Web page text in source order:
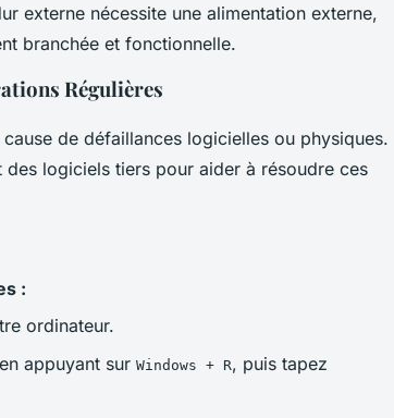
externe nécessite une alimentation externe,
branchée et fonctionnelle.
Régulières
de défaillances logicielles ou physiques.
logiciels tiers pour aider à résoudre ces
:
ordinateur.
appuyant sur Windows + R, puis tapez